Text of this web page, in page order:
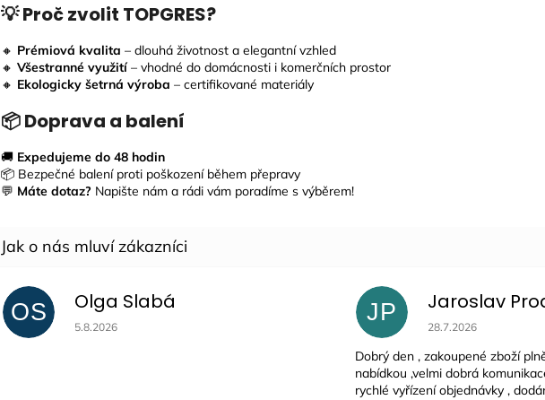
💡 Proč zvolit TOPGRES?
🔸 Prémiová kvalita – dlouhá životnost a elegantní vzhled
🔸 Všestranné využití – vhodné do domácnosti i komerčních prostor
🔸 Ekologicky šetrná výroba – certifikované materiály
📦 Doprava a balení
🚚 Expedujeme do 48 hodin
📦 Bezpečné balení proti poškození během přepravy
💬 Máte dotaz? Napište nám a rádi vám poradíme s výběrem!
OS Olga Slabá
Hodnocení obchodu je 5 z 5 hvězdiček.
5.8.2026
JP Jaroslav
Hodnocení obchodu
28.7.2026
Dobrý den , zakoupené zboží
nabídkou ,velmi dobrá
rychlé vyřízení objednávky ,